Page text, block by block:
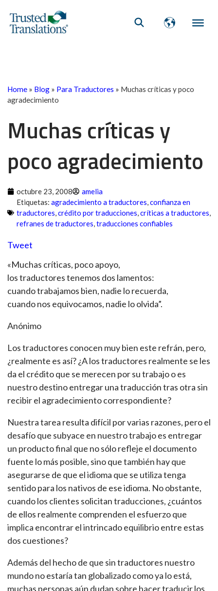
Home » Blog » Para Traductores » Muchas críticas y poco
agradecimiento
Muchas críticas y
poco agradecimiento
octubre 23, 2008
amelia
Etiquetas: agradecimiento a traductores,confianza en
traductores,crédito por traducciones,críticas a traductores,
refranes de traductores,traducciones confiables
Tweet
«Muchas críticas, poco apoyo,
los traductores tenemos dos lamentos:
cuando trabajamos bien, nadie lo recuerda,
cuando nos equivocamos, nadie lo olvida”.
Anónimo
Los traductores conocen muy bien este refrán, pero,
¿realmente es así? ¿A los traductores realmente se les
da el crédito que se merecen por su trabajo o es
nuestro destino entregar una traducción tras otra sin
recibir el agradecimiento correspondiente?
Nuestra tarea resulta difícil por varias razones, pero el
desafío que subyace en nuestro trabajo es entregar
un producto final que no sólo refleje el documento
fuente lo más posible, sino que también hay que
asegurarse de que el idioma que se utiliza tenga
sentido para los nativos de ese idioma. No obstante,
cuando los clientes solicitan traducciones, ¿cuántos
de ellos realmente comprenden el esfuerzo que
implica encontrar el intrincado equilibrio entre estas
dos cuestiones?
Además del hecho de que sin traductores nuestro
mundo no estaría tan globalizado como ya lo está,
muchas personas aún dudan sobre hacer traducir los